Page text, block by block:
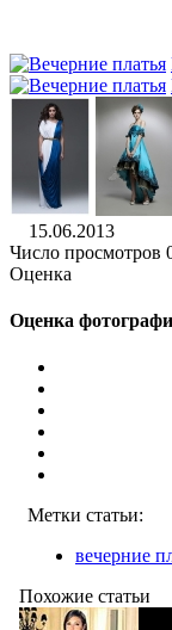
15.06.2013
Число просмотров
Оценка
Оценка
Метки статьи:
вечерние
Похожие статьи